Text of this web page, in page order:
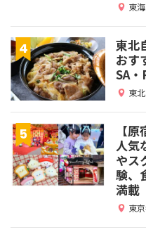
東海
東北
おす
SA・
東北
【
人気
やス
験、
満載
東